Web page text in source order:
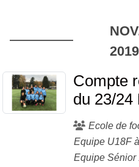
2019
Compte
du 23/24
Ecole de
Equipe U18F
Equipe Sénior